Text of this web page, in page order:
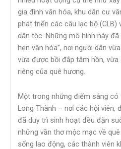
gia đình văn hóa, khu dân cư
phát triển các câu lạc bộ (CLB)
dân tộc. Những mô hình này
hẹn văn hóa”, nơi người dân
vừa được bồi đắp tâm hồn,
riêng của quê hương.
Một trong những điểm sáng có
Long Thành – nơi các hội viên,
đã duy trì sinh hoạt đều đặn
những vần thơ mộc mạc về
sống lao động, các thành viên